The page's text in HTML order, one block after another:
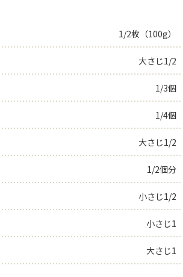
よくあるお問い合わせ
お買い物
1/2枚（100g）
大さじ1/2
1/3個
1/4個
大さじ1/2
1/2個分
小さじ1/2
小さじ1
大さじ1